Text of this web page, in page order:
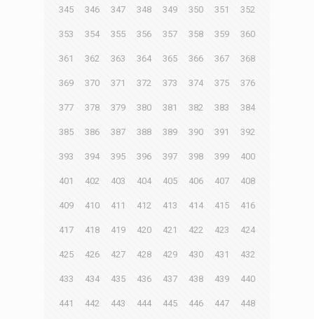
345 346 347 348 349 350 351 352
353 354 355 356 357 358 359 360
361 362 363 364 365 366 367 368
369 370 371 372 373 374 375 376
377 378 379 380 381 382 383 384
385 386 387 388 389 390 391 392
393 394 395 396 397 398 399 400
401 402 403 404 405 406 407 408
409 410 411 412 413 414 415 416
417 418 419 420 421 422 423 424
425 426 427 428 429 430 431 432
433 434 435 436 437 438 439 440
441 442 443 444 445 446 447 448